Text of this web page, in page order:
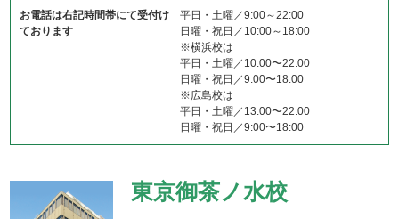
お電話は右記時間帯にて受付け
ております
平日・土曜／9:00～22:00
日曜・祝日／10:00～18:00
※横浜校は
平日・土曜／10:00〜22:00
日曜・祝日／9:00〜18:00
※広島校は
平日・土曜／13:00〜22:00
日曜・祝日／9:00〜18:00
東京御茶ノ水校